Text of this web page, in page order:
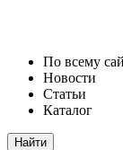
По всему
Новости
Статьи
Каталог
Найти